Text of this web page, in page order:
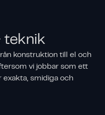
teknik
konstruktion till el och
vi jobbar som ett
smidiga och